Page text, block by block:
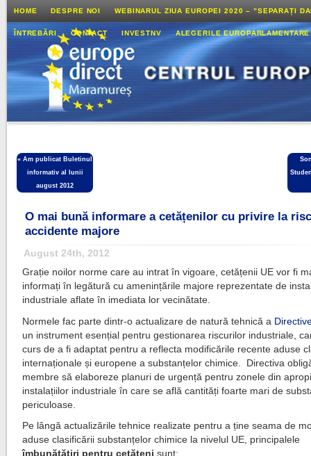
HOME DESPRE NOI WEBINARUL ZIUA EUROPEI 2020 – ”SEPARAȚI
ÎNTREBĂRI CONTACT INVESTNV ALEGERILE
«Am publicat Buletinul
informativ al lunii
august 2012
O mai bună informare a cetățenilor cu privire la
accidente majore
August 24th, 2012
Grație noilor norme care au intrat în vigoare, cetățenii UE vor fi
informați în legătură cu amenințările majore reprezentate de
industriale aflate în imediata lor vecinătate.
Normele fac parte dintr-o actualizare de natură tehnică a
un instrument esențial pentru gestionarea riscurilor industriale,
curs de a fi adaptat pentru a reflecta modificările recente aduse
internaționale și europene a substanțelor chimice. Directiva
membre să elaboreze planuri de urgență pentru zonele din
instalațiilor industriale în care se află cantități foarte mari de
periculoase.
Pe lângă actualizările tehnice realizate pentru a ține seama de
aduse clasificării substanțelor chimice la nivelul UE, principalele
îmbunătățiri pentru cetățenisunt: